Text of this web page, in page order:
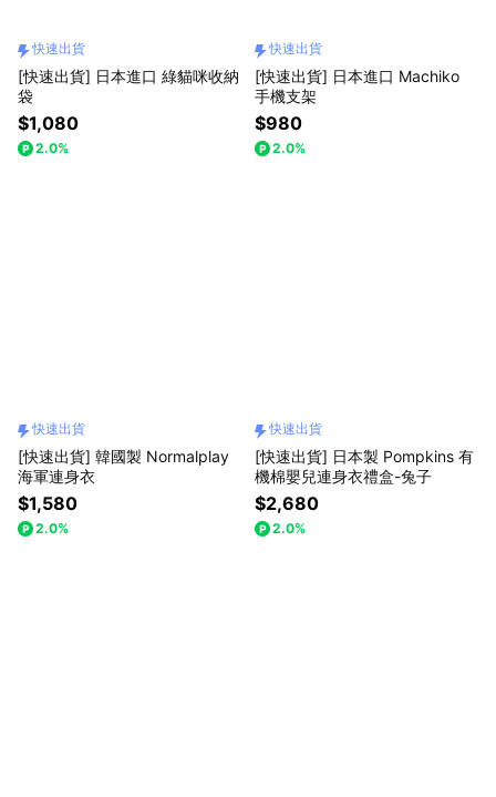
快速出貨
[快速出貨] 日本進口 綠貓咪收納
袋
$1,080
2.0%
快速出貨
[快速出貨] 日本進口 Machiko
手機支架
$980
2.0%
快速出貨
[快速出貨] 韓國製 Normalplay
海軍連身衣
$1,580
2.0%
快速出貨
[快速出貨] 日本製 Pompkins 有
機棉嬰兒連身衣禮盒-兔子
$2,680
2.0%